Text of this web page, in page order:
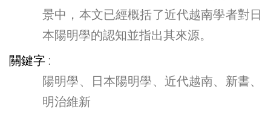
景中，本文已經概括了近代越南學者對日
本陽明學的認知並指出其來源。
關鍵字
陽明學、日本陽明學、近代越南、新書、
明治維新